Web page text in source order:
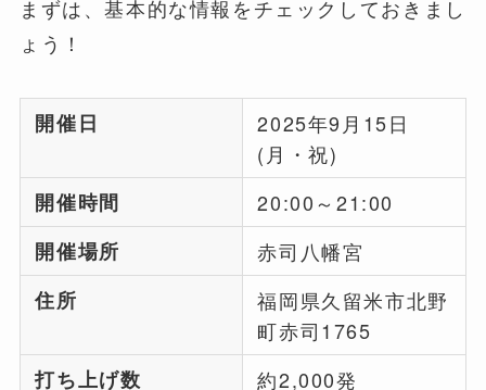
まずは、基本的な情報をチェックしておきまし
ょう！
開催日
2025年9月15日
(月・祝)
開催時間
20:00～21:00
開催場所
赤司八幡宮
住所
福岡県久留米市北野
町赤司1765
打ち上げ数
約2,000発